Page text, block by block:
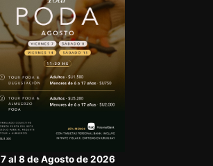
7 al 8 de Agosto de 2026